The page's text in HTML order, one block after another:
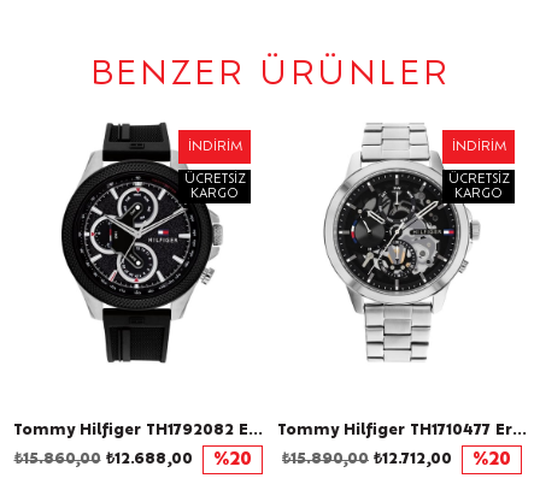
BENZER ÜRÜNLER
Tommy Hilfiger TH1792082 Erkek Kol Saati
İNDIRIM
ÜCRETSIZ
KARGO
₺12.688,00
₺15.860,00 %20
Tommy Hilfiger TH1710477 Erkek Kol Saati
İNDIRIM
ÜCRETSIZ
KARGO
₺12.712,00
₺15.890,00 %20